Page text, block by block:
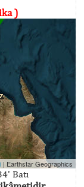
)
| Earthstar Geographics
Batı